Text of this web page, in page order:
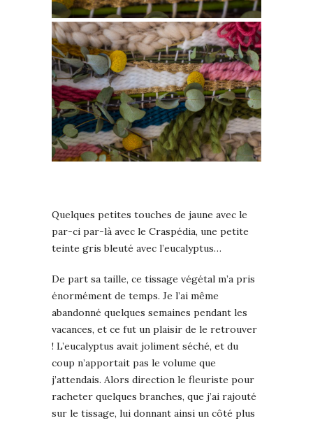
Quelques petites touches de jaune avec le
par-ci par-là avec le Craspédia, une petite
teinte gris bleuté avec l’eucalyptus…
De part sa taille, ce tissage végétal m’a pris
énormément de temps. Je l’ai même
abandonné quelques semaines pendant les
vacances, et ce fut un plaisir de le retrouver
! L’eucalyptus avait joliment séché, et du
coup n’apportait pas le volume que
j’attendais. Alors direction le fleuriste pour
racheter quelques branches, que j’ai rajouté
sur le tissage, lui donnant ainsi un côté plus